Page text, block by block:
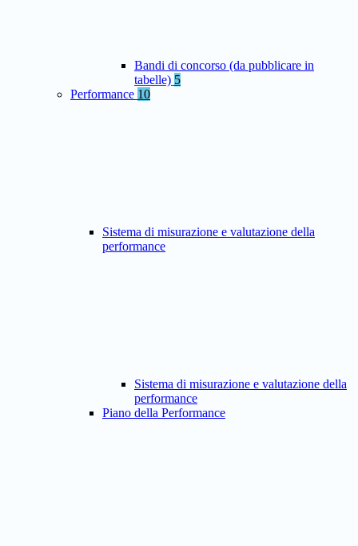
Bandi di concorso (da pubblicare in
tabelle) 5
Performance 10
Sistema di misurazione e valutazione della
performance
Sistema di misurazione e valutazione della
performance
Piano della Performance